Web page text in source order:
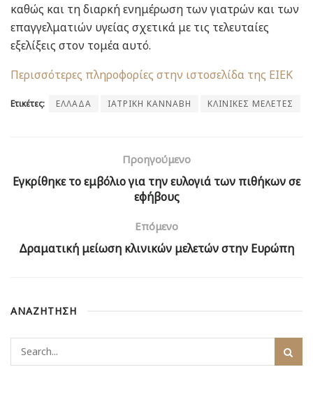
καθώς και τη διαρκή ενημέρωση των γιατρών και των
επαγγελματιών υγείας σχετικά με τις τελευταίες
εξελίξεις στον τομέα αυτό.
Περισσότερες πληροφορίες στην ιστοσελίδα της ΕΙΕΚ
Ετικέτες: ΕΛΛΑΔΑ ΙΑΤΡΙΚΗ ΚΑΝΝΑΒΗ ΚΛΙΝΙΚΕΣ ΜΕΛΕΤΕΣ
Προηγούμενο
Εγκρίθηκε το εμβόλιο για την ευλογιά των πιθήκων σε
εφήβους
Επόμενο
Δραματική μείωση κλινικών μελετών στην Ευρώπη
ΑΝΑΖΗΤΗΣΗ